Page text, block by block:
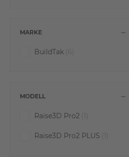
MARKE
BuildTak (6)
MODELL
Raise3D Pro2 (1)
Raise3D Pro2 PLUS (1)